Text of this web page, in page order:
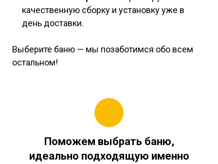
качественную сборку и установку уже в
день доставки.
Выберите баню — мы позаботимся обо всем
остальном!
Поможем выбрать баню,
идеально подходящую именно